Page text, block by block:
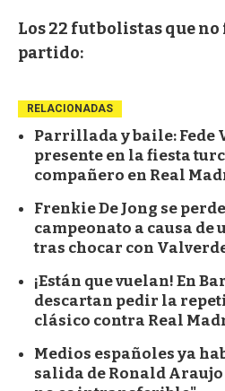
Los 22 futbolistas que
partido:
RELACIONADAS
Parrillada y baile: Fede
presente en la fiesta
compañero en Real
Frenkie De Jong se
campeonato a causa
tras chocar con
¡Están que vuelan! En
descartan pedir la
clásico contra Real
Medios españoles ya
salida de Ronald